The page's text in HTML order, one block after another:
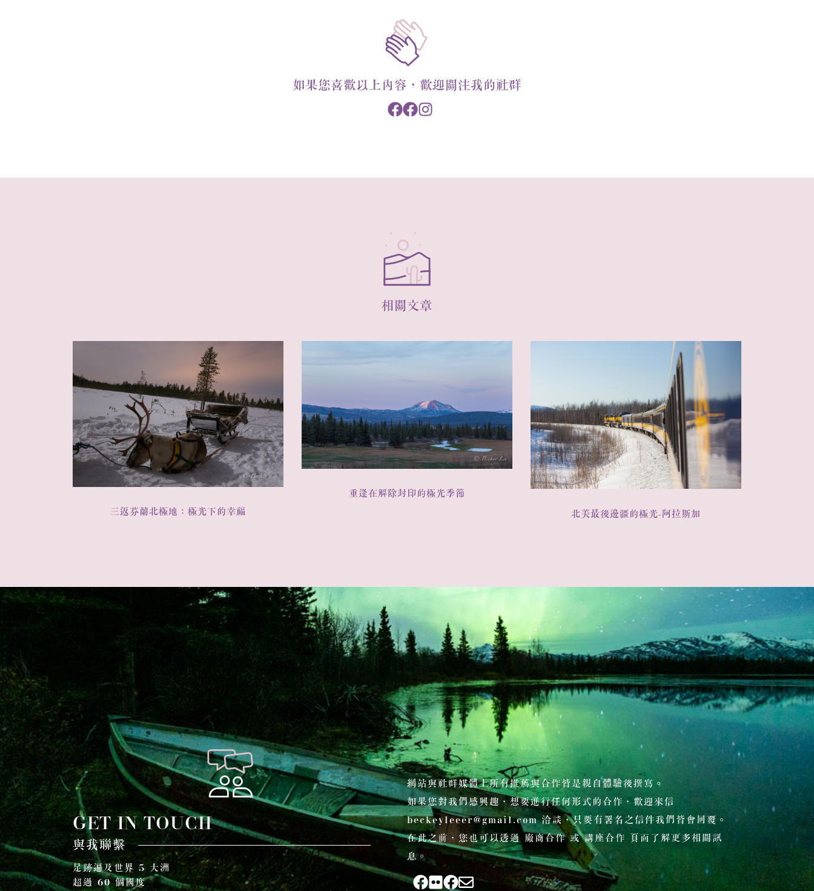
如果您喜歡以上內容，歡迎關注我的社群
相關文章
三返芬蘭北極地：極光下的幸福
重逢在解除封印的極光季節
北美最後邊疆的極光-阿拉斯加
GET IN TOUCH
與我聯繫
足跡遍及世界 5 大洲
超過 60 個國度
網站與社群媒體上所有推薦與合作皆是親自體驗後撰寫。
如果您對我們感興趣，想要進行任何形式的合作，歡迎來信
beckeyleeer@gmail.com洽談，只要有署名之信件我們皆會回覆。
在此之前，您也可以透過 廠商合作 或 講座合作 頁面了解更多相關訊
息。